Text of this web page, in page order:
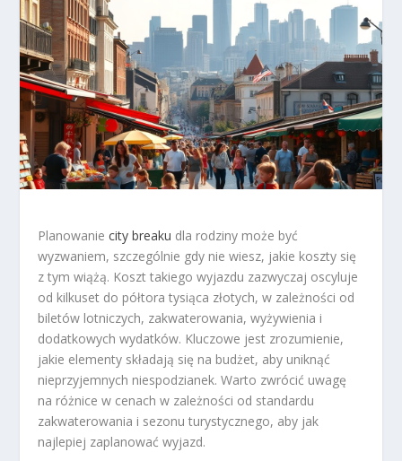
Planowaniecity breaku dla rodziny może być
wyzwaniem, szczególnie gdy nie wiesz, jakie koszty się
z tym wiążą. Koszt takiego wyjazdu zazwyczaj oscyluje
od kilkuset do półtora tysiąca złotych, w zależności od
biletów lotniczych, zakwaterowania, wyżywienia i
dodatkowych wydatków. Kluczowe jest zrozumienie,
jakie elementy składają się na budżet, aby uniknąć
nieprzyjemnych niespodzianek. Warto zwrócić uwagę
na różnice w cenach w zależności od standardu
zakwaterowania i sezonu turystycznego, aby jak
najlepiej zaplanować wyjazd.